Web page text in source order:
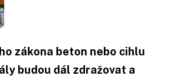
zákona beton nebo cihlu
budou dál zdražovat a